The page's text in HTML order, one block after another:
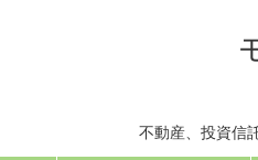
不動産、投資信